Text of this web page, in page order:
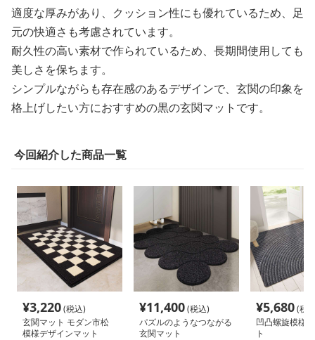
適度な厚みがあり、クッション性にも優れているため、足
元の快適さも考慮されています。
耐久性の高い素材で作られているため、長期間使用しても
美しさを保ちます。
シンプルながらも存在感のあるデザインで、玄関の印象を
格上げしたい方におすすめの黒の玄関マットです。
今回紹介した商品一覧
¥3,220(税込)
玄関マット モダン市松
模様デザインマット
¥11,400(税込)
パズルのようなつながる
玄関マット
¥5,680(税
凹凸螺旋模様
ト